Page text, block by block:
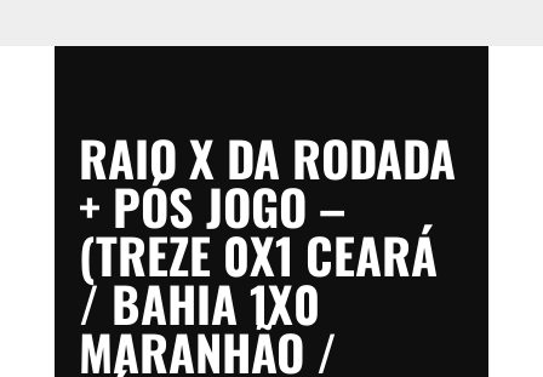
RAIO X DA RODADA
+ PÓS JOGO –
(TREZE 0X1 CEARÁ
/ BAHIA 1X0
MARANHÃO /